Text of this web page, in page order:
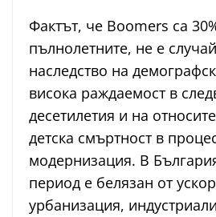
Фактът, че Boomers са
пълнолетните, не е
наследство на
висока раждаемост в
десетилетия и на
детска смъртност в
модернизация. В
период е белязан от
урбанизация,